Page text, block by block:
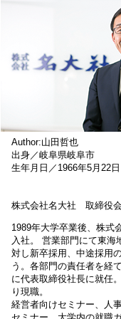
Author:山田哲也
出身／岐阜県岐阜市
生年月日／1966年5月22日
株式会社名大社 取締役
1989年大学卒業後、株式
入社。 営業部門にて東海
対し新卒採用、中途採用
う。各部門の責任者を経
に代表取締役社長に就任
り現職。
経営者向けセミナー、人